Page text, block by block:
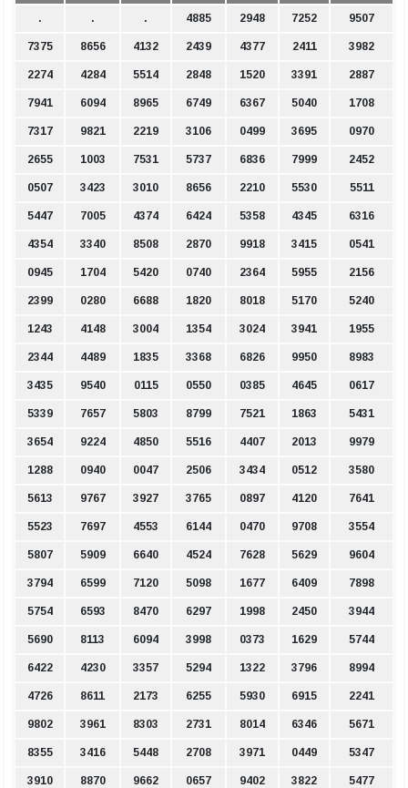
. . . 4885 2948 7252 9507
7375 8656 4132 2439 4377 2411 3982
2274 4284 5514 2848 1520 3391 2887
7941 6094 8965 6749 6367 5040 1708
7317 9821 2219 3106 0499 3695 0970
2655 1003 7531 5737 6836 7999 2452
0507 3423 3010 8656 2210 5530 5511
5447 7005 4374 6424 5358 4345 6316
4354 3340 8508 2870 9918 3415 0541
0945 1704 5420 0740 2364 5955 2156
2399 0280 6688 1820 8018 5170 5240
1243 4148 3004 1354 3024 3941 1955
2344 4489 1835 3368 6826 9950 8983
3435 9540 0115 0550 0385 4645 0617
5339 7657 5803 8799 7521 1863 5431
3654 9224 4850 5516 4407 2013 9979
1288 0940 0047 2506 3434 0512 3580
5613 9767 3927 3765 0897 4120 7641
5523 7697 4553 6144 0470 9708 3554
5807 5909 6640 4524 7628 5629 9604
3794 6599 7120 5098 1677 6409 7898
5754 6593 8470 6297 1998 2450 3944
5690 8113 6094 3998 0373 1629 5744
6422 4230 3357 5294 1322 3796 8994
4726 8611 2173 6255 5930 6915 2241
9802 3961 8303 2731 8014 6346 5671
8355 3416 5448 2708 3971 0449 5347
3910 8870 9662 0657 9402 3822 5477